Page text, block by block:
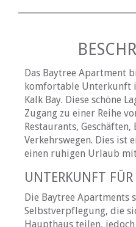
Das Baytree Apartment
komfortable Unterkunft
Kalk Bay. Diese schöne
Zugang zu einer Reihe
Restaurants,
Verkehrswegen. Dies
einen ruhigen Urlaub
UNTERKUNFT FÜR
Die Baytree Apartments
Selbstverpflegung, die
Haupthaus teilen,